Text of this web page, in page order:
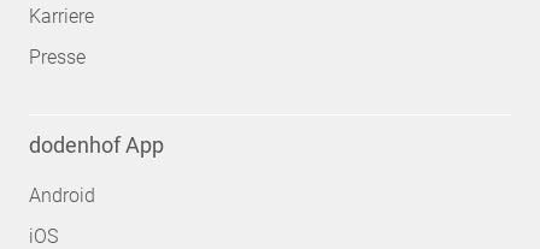
Karriere
Presse
dodenhof App
Android
iOS